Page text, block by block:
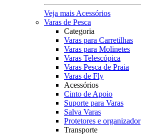
Veja mais Acessórios
Varas de Pesca
Categoria
Varas para Carretilhas
Varas para Molinetes
Varas Telescópica
Varas Pesca de Praia
Varas de Fly
Acessórios
Cinto de Apoio
Suporte para Varas
Salva Varas
Protetores e organizador
Transporte